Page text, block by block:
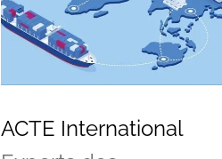
ACTE International